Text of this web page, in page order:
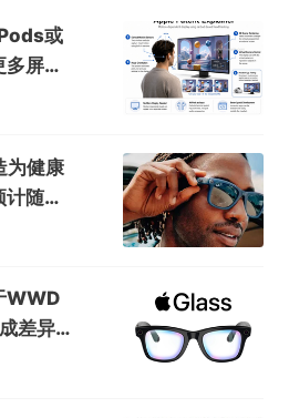
或
屏幕
为健康
随后
WWD
差异